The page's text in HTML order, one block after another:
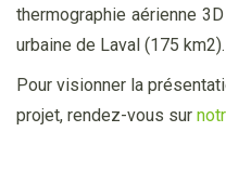
thermographie aérienne
urbaine de Laval (175 km2).
Pour visionner la
projet, rendez-vous sur